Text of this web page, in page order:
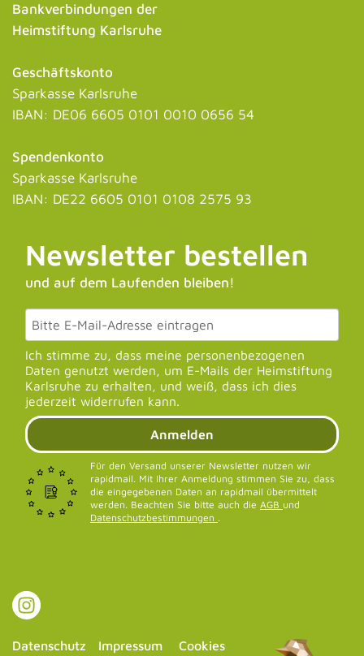
Bankverbindungen der
Heimstiftung Karlsruhe
Geschäftskonto
Sparkasse Karlsruhe
IBAN: DE06 6605 0101 0010 0656 54
Spendenkonto
Sparkasse Karlsruhe
IBAN: DE22 6605 0101 0108 2575 93
Newsletter bestellen
und auf dem Laufenden bleiben!
Ich stimme zu, dass meine personenbezogenen
Daten genutzt werden, um E-Mails der Heimstiftung
Karlsruhe zu erhalten, und weiß, dass ich dies
jederzeit widerrufen kann.
Anmelden
Für den Versand unserer Newsletter nutzen wir
rapidmail. Mit Ihrer Anmeldung stimmen Sie zu, dass
die eingegebenen Daten an rapidmail übermittelt
werden. Beachten Sie bitte auch die AGB und
Datenschutzbestimmungen .
Datenschutz Impressum Cookies